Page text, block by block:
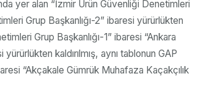
yer alan “İzmir Ürün Güvenliği Denetimleri
Grup Başkanlığı-2” ibaresi yürürlükten
Grup Başkanlığı-1” ibaresi “Ankara
kaldırılmış, aynı tablonun GAP
“Akçakale Gümrük Muhafaza Kaçakçılık